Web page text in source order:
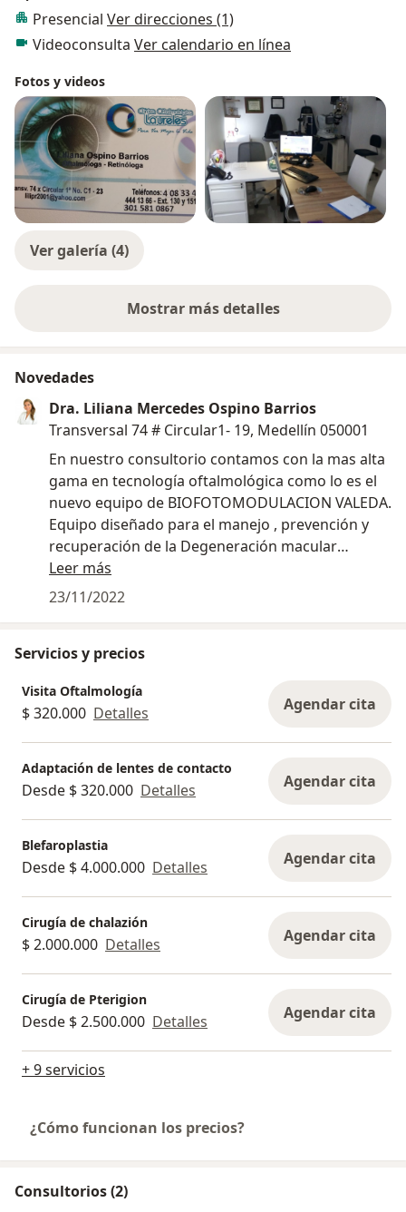
Presencial Ver direcciones (1)
Videoconsulta Ver calendario en línea
Fotos y videos
Ver galería (4)
Mostrar más detalles
sobre la experiencia
Novedades
Dra. Liliana Mercedes Ospino Barrios
Transversal 74 # Circular1- 19, Medellín 050001
En nuestro consultorio contamos con la mas alta
gama en tecnología oftalmológica como lo es el
nuevo equipo de BIOFOTOMODULACION VALEDA.
Equipo diseñado para el manejo , prevención y
recuperación de la Degeneración macular
asociada a la edad , variedad seca, una de las
principales causas de limitación visual en
maculares hereditarias, edemas de la retina,
postraumáticas.
Leer más
23/11/2022
Servicios y precios
Visita Oftalmología
$ 320.000 Detalles Agendar cita
Adaptación de lentes de contacto
Desde $ 320.000 Detalles Agendar cita
Blefaroplastia
Desde $ 4.000.000 Detalles Agendar cita
Cirugía de chalazión
$ 2.000.000 Detalles Agendar cita
Cirugía de Pterigion
Desde $ 2.500.000 Detalles Agendar cita
+ 9 servicios
¿Cómo funcionan los precios?
Consultorios (2)